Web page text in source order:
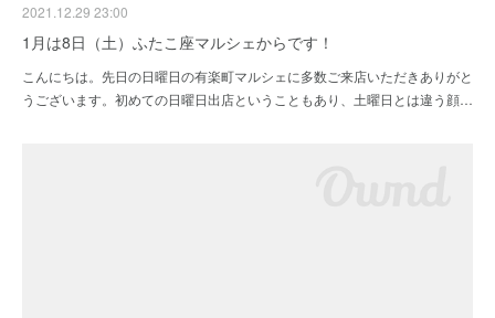
2021.12.29 23:00
1月は8日（土）ふたこ座マルシェからです！
こんにちは。先日の日曜日の有楽町マルシェに多数ご来店いただきありがと
うございます。初めての日曜日出店ということもあり、土曜日とは違う顔…